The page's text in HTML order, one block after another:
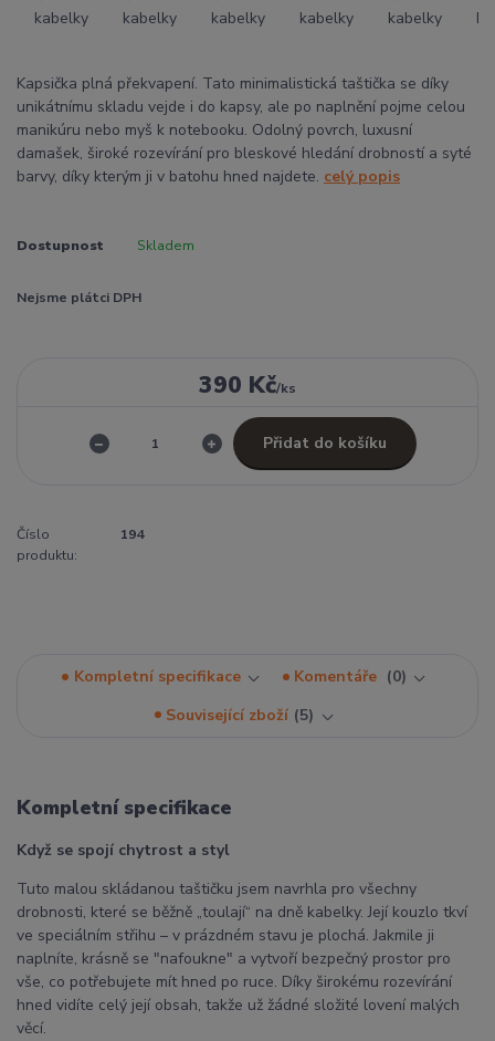
Kapsička plná překvapení. Tato minimalistická taštička se díky
unikátnímu skladu vejde i do kapsy, ale po naplnění pojme celou
manikúru nebo myš k notebooku. Odolný povrch, luxusní
damašek, široké rozevírání pro bleskové hledání drobností a syté
barvy, díky kterým ji v batohu hned najdete. celý popis
Dostupnost Skladem
Nejsme plátci DPH
390 Kč/ks
Přidat do košíku
Číslo
produktu:
194
Kompletní specifikace Komentáře
0
Související zboží 5
Kompletní specifikace
Když se spojí chytrost a styl
Tuto malou skládanou taštičku jsem navrhla pro všechny
drobnosti, které se běžně „toulají“ na dně kabelky. Její kouzlo tkví
ve speciálním střihu – v prázdném stavu je plochá. Jakmile ji
naplníte, krásně se "nafoukne" a vytvoří bezpečný prostor pro
vše, co potřebujete mít hned po ruce. Díky širokému rozevírání
hned vidíte celý její obsah, takže už žádné složité lovení malých
věcí.